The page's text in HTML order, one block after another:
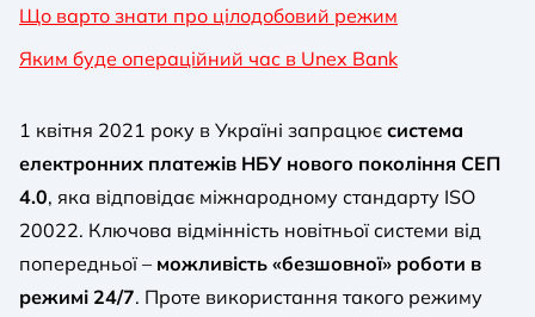
1 квітня 2021 року в Україні запрацює система
електронних платежів НБУ нового покоління СЕП
4.0, яка відповідає міжнародному стандарту ISO
20022. Ключова відмінність новітньої системи від
попередньої – можливість «безшовної» роботи в
режимі 24/7. Проте використання такого режиму
Що варто знати про цілодобовий режим
Яким буде операційний час в Unex Bank